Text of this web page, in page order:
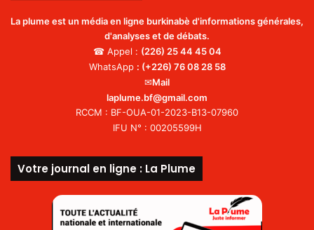
La plume est un média en ligne burkinabè d'informations générales,
d'analyses et de débats.
☎ Appel : (226) 25 44 45 04
WhatsApp : (+226) 76 08 28 58
✉Mail
laplume.bf@gmail.com
RCCM : BF-OUA-01-2023-B13-07960
IFU N° : 00205599H
Votre journal en ligne : La Plume